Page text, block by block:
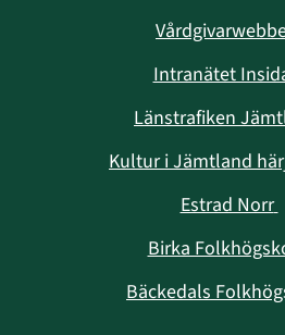
Intranätet
Länstrafiken
Kultur i Jämtland
Estrad Norr
Birka
Bäckedals